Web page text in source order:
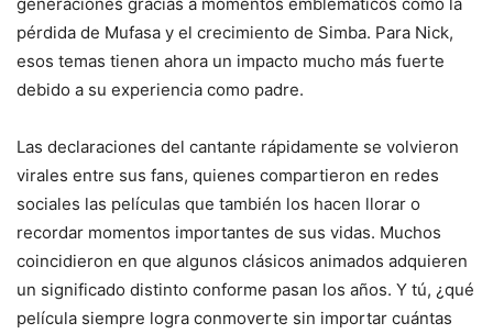
pérdida de Mufasa y el crecimiento de Simba. Para Nick,
esos temas tienen ahora un impacto mucho más fuerte
debido a su experiencia como padre.
Las declaraciones del cantante rápidamente se volvieron
virales entre sus fans, quienes compartieron en redes
sociales las películas que también los hacen llorar o
recordar momentos importantes de sus vidas. Muchos
coincidieron en que algunos clásicos animados adquieren
un significado distinto conforme pasan los años. Y tú, ¿qué
película siempre logra conmoverte sin importar cuántas